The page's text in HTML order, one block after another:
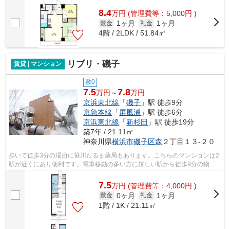
8.4万円 (管理費等：5,000円 )
敷金 1ヶ月 礼金
1ヶ月
4階 / 2LDK / 51.84㎡
賃貸 | マンション リブリ・磯子
敷0
7.5万円～7.8万円
京浜東北線 「磯子 」駅 徒歩9分
京急本線 「屏風浦 」駅 徒歩6分
京浜東北線 「新杉田 」駅 徒歩19分
築7年 / 21.11㎡
神奈川県横浜市磯子区森 ２丁目１３-２０
歩いて徒歩3分の場所に笹川だるま薬局もあります。こちらのマンションは2
駅が近くにあり便利です。電車移動の多い方に嬉しい駅から徒歩9分の物件
です。忙しい日でもゴミ出しをサクッと...
7.5万円 (管理費等：4,000円 )
敷金 0ヶ月 礼金
1ヶ月
1階 / 1K / 21.11㎡